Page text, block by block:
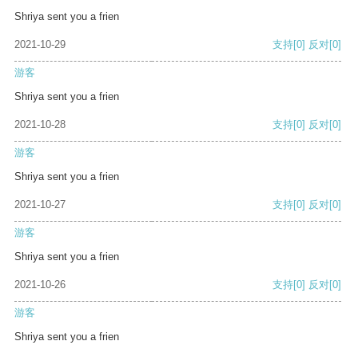
Shriya sent you a frien
2021-10-29 支持[0] 反对[0]
游客
Shriya sent you a frien
2021-10-28 支持[0] 反对[0]
游客
Shriya sent you a frien
2021-10-27 支持[0] 反对[0]
游客
Shriya sent you a frien
2021-10-26 支持[0] 反对[0]
游客
Shriya sent you a frien